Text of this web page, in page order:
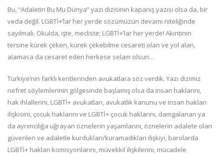
Bu, “Adaletin Bu Mu Dünya” yazı dizisinin kapanış yazısı olsa da, bir
veda değil. LGBTİ+’lar her yerde sözümüzün devamı niteliğinde
sayılmalı. Okulda, işte, mecliste; LGBTİ+’lar her yerde! Akıntının
tersine kürek çeken, kürek çekebilme cesareti olan ve yol alan,
alamasa da cesaret eden herkese selam olsun…
Türkiye’nin farklı kentlerinden avukatlara söz verdik. Yazı dizimiz
nefret söylemlerinin gölgesinde başlamış olsa da insan haklarını,
hak ihlallerini, LGBTİ+ avukatları, avukatlık kanunu ve insan hakları
ilişkisini, çocuk haklarını ve LGBTİ+ çocuk haklarını, damgalanan ya
da ayrımcılığa uğrayan öznelerin yaşamlarını, öznelerin adalete olan
güvenleri ve adaletle kurdukları/kuramadıkları ilişkiyi, barolarda
LGBTİ+ hakları komisyonlarını, müvekkil ilişkilerini, mücadele